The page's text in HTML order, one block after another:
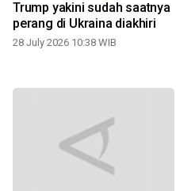
Trump yakini sudah saatnya
perang di Ukraina diakhiri
28 July 2026 10:38 WIB